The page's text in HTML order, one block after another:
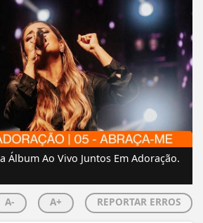
Álbum Ao Vivo Juntos Em Adoração.
A- A+ REPORTAR ERROS